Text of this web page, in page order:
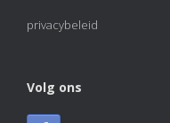
privacybeleid
Volg ons